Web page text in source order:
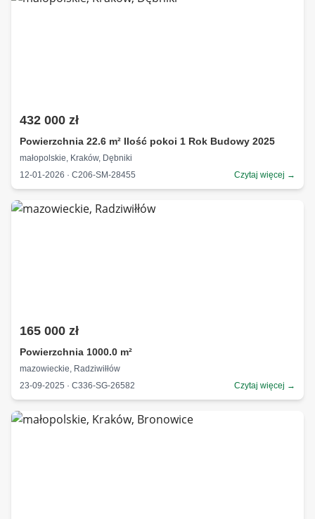
432 000 zł
Powierzchnia 22.6 m² Ilość pokoi 1 Rok Budowy 2025
małopolskie, Kraków, Dębniki
12-01-2026 · C206-SM-28455
Czytaj więcej →
165 000 zł
Powierzchnia 1000.0 m²
mazowieckie, Radziwiłłów
23-09-2025 · C336-SG-26582
Czytaj więcej →